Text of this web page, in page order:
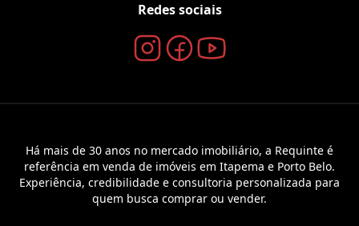
Redes sociais
Há mais de 30 anos no mercado imobiliário, a Requinte é
referência em venda de imóveis em Itapema e Porto Belo.
Experiência, credibilidade e consultoria personalizada para
quem busca comprar ou vender.